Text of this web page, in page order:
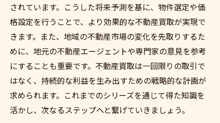
されています。こうした将来予測を基に、物件選定や価
格設定を行うことで、より効果的な不動産買取が実現で
きます。また、地域の不動産市場の変化を先取りするた
めに、地元の不動産エージェントや専門家の意見を参考
にすることも重要です。不動産買取は一回限りの取引で
はなく、持続的な利益を生み出すための戦略的な計画が
求められます。これまでのシリーズを通じて得た知識を
活かし、次なるステップへと繋げていきましょう。